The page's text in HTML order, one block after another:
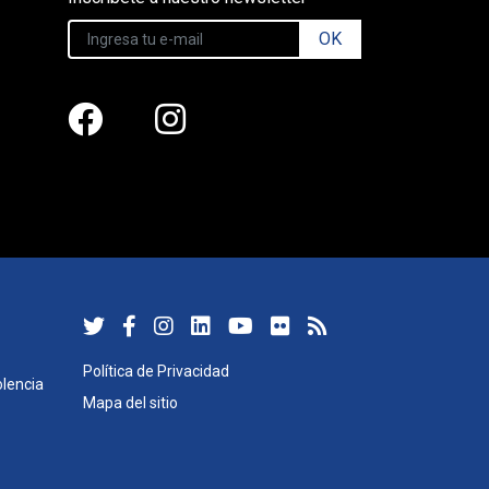
OK
Política de Privacidad
Mapa del sitio